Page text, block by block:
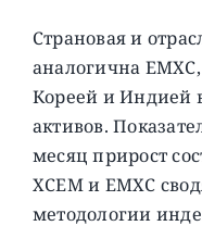
Страновая и
аналогична
Кореей и Индией
активов.
месяц прирост
XCEM и EMXC
методологии